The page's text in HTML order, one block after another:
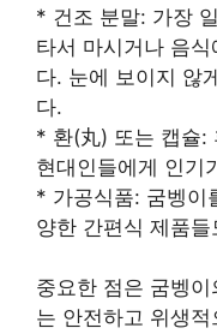
* 건조 분말: 가장
타서 마시거나 음
다. 눈에 보이지 않
다.
* 환(丸) 또는 캡슐:
현대인들에게 인기
* 가공식품: 굼벵이
양한 간편식 제품
중요한 점은 굼벵
는 안전하고 위생